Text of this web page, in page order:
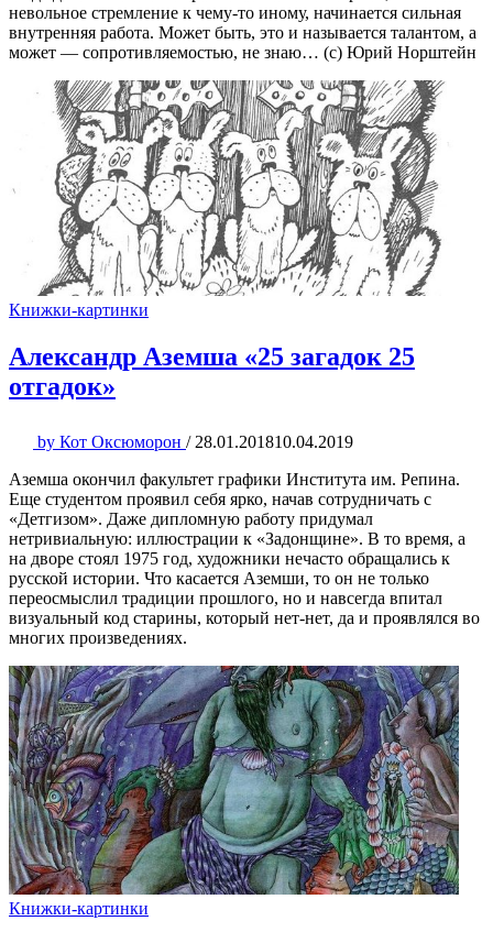
невольное стремление к чему-то иному, начинается сильная
внутренняя работа. Может быть, это и называется талантом, а
может — сопротивляемостью, не знаю… (с) Юрий Норштейн
Книжки-картинки
Александр Аземша «25 загадок 25
отгадок»
by Кот Оксюморон / 28.01.201810.04.2019
Аземша окончил факультет графики Института им. Репина.
Еще студентом проявил себя ярко, начав сотрудничать с
«Детгизом». Даже дипломную работу придумал
нетривиальную: иллюстрации к «Задонщине». В то время, а
на дворе стоял 1975 год, художники нечасто обращались к
русской истории. Что касается Аземши, то он не только
переосмыслил традиции прошлого, но и навсегда впитал
визуальный код старины, который нет-нет, да и проявлялся во
многих произведениях.
Книжки-картинки